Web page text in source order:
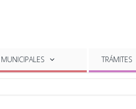
MUNICIPALES TRÁMITES